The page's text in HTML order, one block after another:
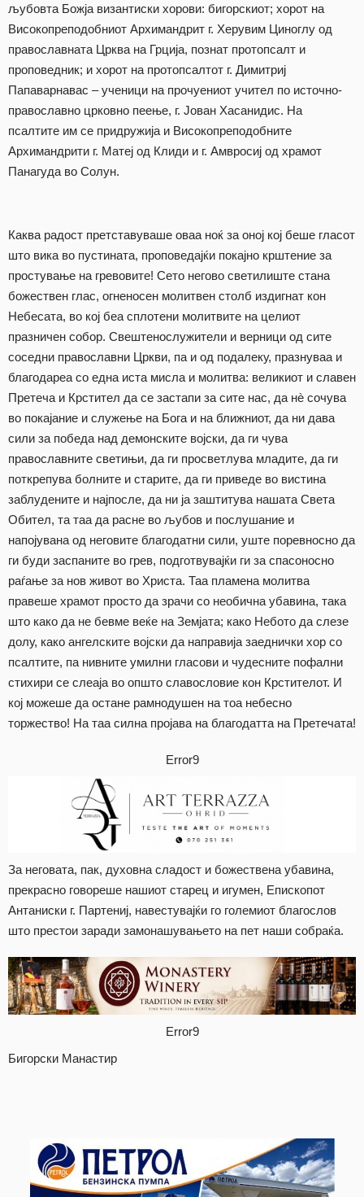
љубовта Божја византиски хорови: бигорскиот; хорот на
Високопреподобниот Архимандрит г. Херувим Циноглу од
православната Црква на Грција, познат протопсалт и
проповедник; и хорот на протопсалтот г. Димитриј
Папаварнавас – ученици на прочуениот учител по источно-
православно црковно пеење, г. Јован Хасанидис. На
псалтите им се придружија и Високопреподобните
Архимандрити г. Матеј од Клиди и г. Амвросиј од храмот
Панагуда во Солун.
Каква радост претставуваше оваа ноќ за оној кој беше гласот
што вика во пустината, проповедајќи покајно крштение за
простување на гревовите! Сето негово светилиште стана
божествен глас, огненосен молитвен столб издигнат кон
Небесата, во кој беа сплотени молитвите на целиот
празничен собор. Свештенослужители и верници од сите
соседни православни Цркви, па и од подалеку, празнуваа и
благодареа со една иста мисла и молитва: великиот и славен
Претеча и Крстител да се застапи за сите нас, да нè сочува
во покајание и служење на Бога и на ближниот, да ни дава
сили за победа над демонските војски, да ги чува
православните светињи, да ги просветлува младите, да ги
поткрепува болните и старите, да ги приведе во вистина
заблудените и најпосле, да ни ја заштитува нашата Света
Обител, та таа да расне во љубов и послушание и
напојувана од неговите благодатни сили, уште поревносно да
ги буди заспаните во грев, подготвувајќи ги за спасоносно
раѓање за нов живот во Христа. Таа пламена молитва
правеше храмот просто да зрачи со необична убавина, така
што како да не бевме веќе на Земјата; како Небото да слезе
долу, како ангелските војски да направија заеднички хор со
псалтите, па нивните умилни гласови и чудесните пофални
стихири се слеаја во општо славословие кон Крстителот. И
кој можеше да остане рамнодушен на тоа небесно
торжество! На таа силна пројава на благодатта на Претечата!
Error9
За неговата, пак, духовна сладост и божествена убавина,
прекрасно говореше нашиот старец и игумен, Епископот
Антаниски г. Партениј, навестувајќи го големиот благослов
што престои заради замонашувањето на пет наши собраќа.
Error9
Бигорски Манастир